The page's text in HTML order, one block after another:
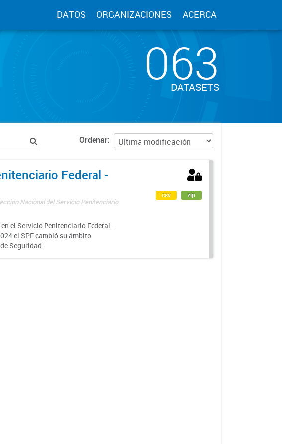
DATOS ORGANIZACIONES ACERCA
063
DATASETS
Ordenar
Federal -
Nacional del Servicio Penitenciario
el Servicio Penitenciario Federal -
el SPF cambió su ámbito
Seguridad.
csv zip